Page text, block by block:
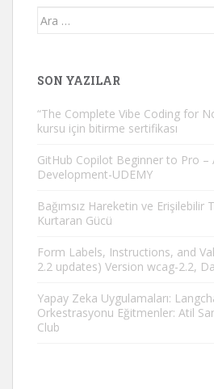
Arama
SON YAZILAR
“The Complete Vibe Coding for
kursu için bitirme sertifikası
GitHub Copilot Beginner to Pro –
Development-UDEMY
Bağımsız Hareketin ve Erişilebilir
Kurtaran Gücü
Form Labels, Instructions, and
2.2 updates) Version wcag-2.2,
Yapay Zeka Uygulamaları:
Orkestrasyonu Eğitmenler: Atil
Club